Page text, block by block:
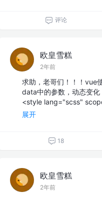
评论
欧皇雪糕
2年前
求助，老哥们！！！vue
data中的参数，动态变化
<style lang="scss"
展开
18
欧皇雪糕
2年前